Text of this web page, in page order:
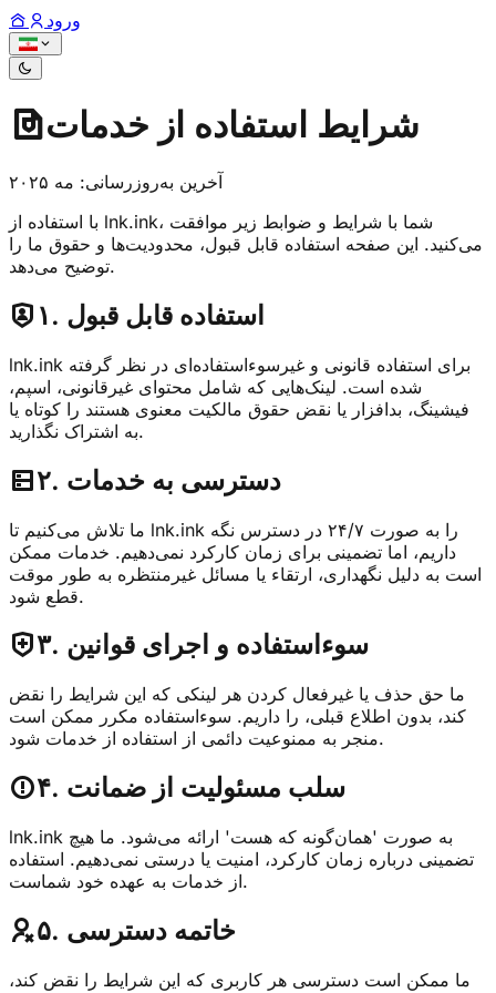
ورود
شرایط استفاده از خدمات
آخرین به‌روزرسانی: مه ۲۰۲۵
با استفاده از lnk.ink، شما با شرایط و ضوابط زیر موافقت
می‌کنید. این صفحه استفاده قابل قبول، محدودیت‌ها و حقوق ما را
توضیح می‌دهد.
۱. استفاده قابل قبول
lnk.ink برای استفاده قانونی و غیرسوءاستفاده‌ای در نظر گرفته
شده است. لینک‌هایی که شامل محتوای غیرقانونی، اسپم،
فیشینگ، بدافزار یا نقض حقوق مالکیت معنوی هستند را کوتاه یا
به اشتراک نگذارید.
۲. دسترسی به خدمات
ما تلاش می‌کنیم تا lnk.ink را به صورت ۲۴/۷ در دسترس نگه
داریم، اما تضمینی برای زمان کارکرد نمی‌دهیم. خدمات ممکن
است به دلیل نگهداری، ارتقاء یا مسائل غیرمنتظره به طور موقت
قطع شود.
۳. سوءاستفاده و اجرای قوانین
ما حق حذف یا غیرفعال کردن هر لینکی که این شرایط را نقض
کند، بدون اطلاع قبلی، را داریم. سوءاستفاده مکرر ممکن است
منجر به ممنوعیت دائمی از استفاده از خدمات شود.
۴. سلب مسئولیت از ضمانت
lnk.ink به صورت 'همان‌گونه که هست' ارائه می‌شود. ما هیچ
تضمینی درباره زمان کارکرد، امنیت یا درستی نمی‌دهیم. استفاده
از خدمات به عهده خود شماست.
۵. خاتمه دسترسی
ما ممکن است دسترسی هر کاربری که این شرایط را نقض کند،